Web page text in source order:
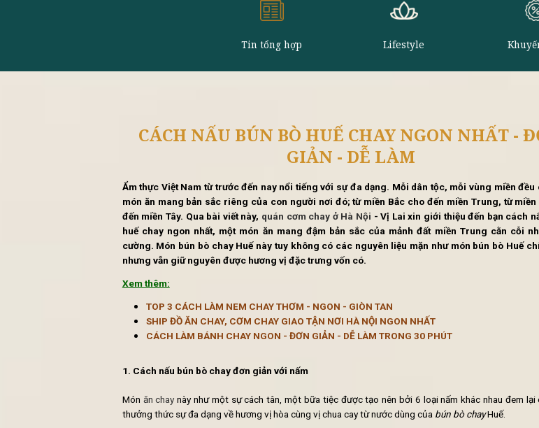
Tin tổng hợp Lifestyle
CÁCH NẤU BÚN BÒ HUẾ CHAY
GIẢN - DỄ LÀM
Ẩm thực Việt Nam từ trước đến nay nổi tiếng với sự đa dạng. Mỗi dân tộc,
món ăn mang bản sắc riêng của con người nơi đó; từ miền Bắc cho đến
đến miền Tây. Qua bài viết này,quán cơm chay ở Hà Nội- Vị Lai xin giới
huế chay ngon nhất, một món ăn mang đậm bản sắc của mảnh đất
cường. Món bún bò chay Huế này tuy không có các nguyên liệu mặn như
nhưng vẫn giữ nguyên được hương vị đặc trưng vốn có.
Xem thêm: